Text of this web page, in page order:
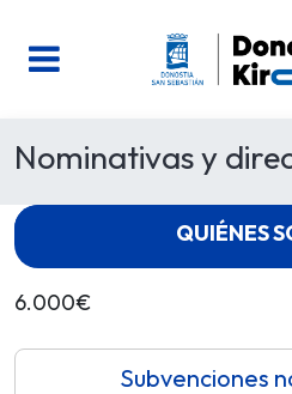
Nominativas y
6.000€
Subvenciones
QUIÉNES